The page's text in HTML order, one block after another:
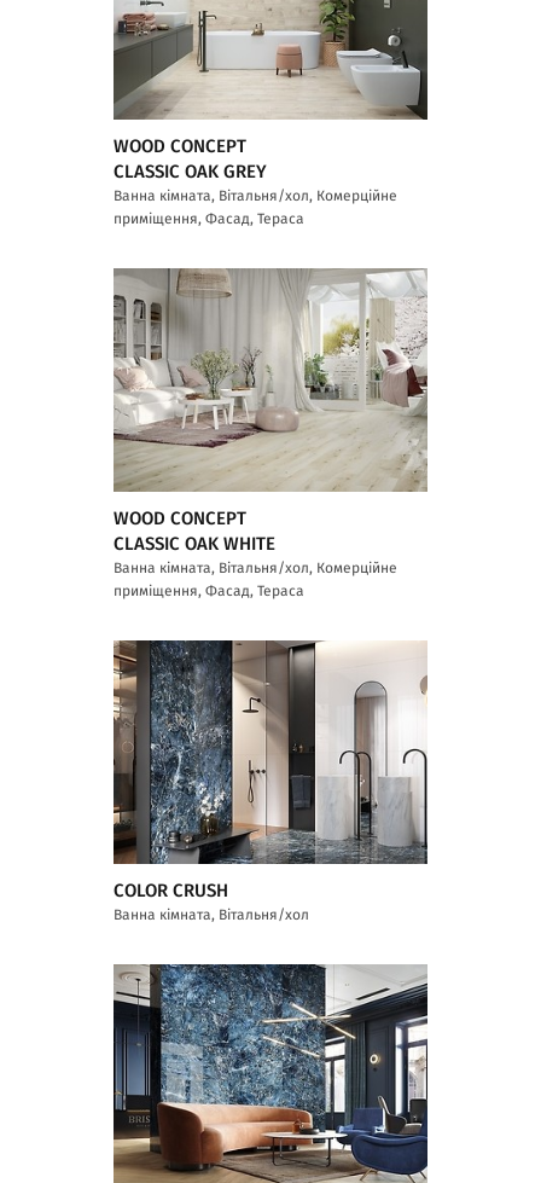
WOOD CONCEPT
CLASSIC OAK GREY
Ванна кімната, Вітальня/хол, Комерційне
приміщення, Фасад, Тераса
WOOD CONCEPT
CLASSIC OAK WHITE
Ванна кімната, Вітальня/хол, Комерційне
приміщення, Фасад, Тераса
COLOR CRUSH
Ванна кімната, Вітальня/хол